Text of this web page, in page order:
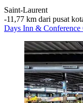
Saint-Laurent
‐11,77 km dari pusat
Days Inn &